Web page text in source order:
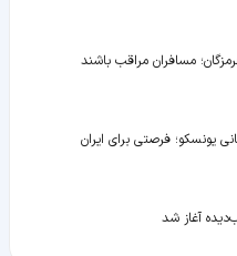
مسافران مراقب باشند
یونسکو؛ فرصتی برای ایران